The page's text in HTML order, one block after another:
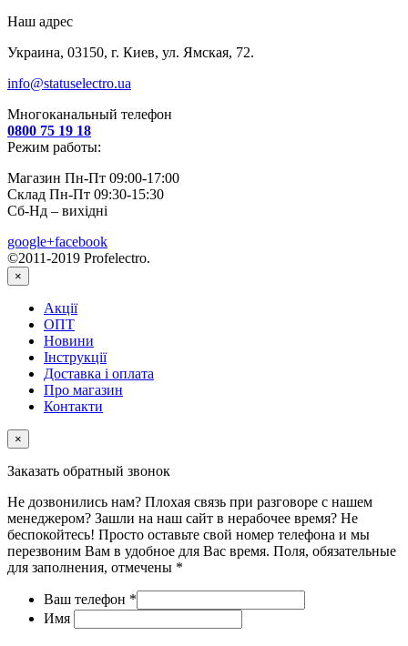
Наш адрес
Украина, 03150, г. Киев, ул. Ямская, 72.
info@statuselectro.ua
Многоканальный телефон
0800 75 19 18
Режим работы:
Магазин Пн-Пт 09:00-17:00
Склад Пн-Пт 09:30-15:30
Сб-Нд – вихідні
google+facebook
©2011-2019 Profelectro.
×
Акції
ОПТ
Новини
Інструкції
Доставка і оплата
Про магазин
Контакти
×
Заказать обратный звонок
Не дозвонились нам? Плохая связь при разговоре с нашем
менеджером? Зашли на наш сайт в нерабочее время? Не
беспокойтесь! Просто оставьте свой номер телефона и мы
перезвоним Вам в удобное для Вас время. Поля, обязательные
для заполнения, отмечены *
Ваш телефон *
Имя